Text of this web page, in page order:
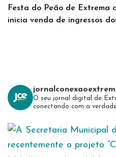
Festa do Peão de Extrema
inicia venda de ingressos
O seu jornal digital de
conectando com a